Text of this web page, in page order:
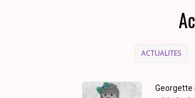
ACTUALITES
Georgette